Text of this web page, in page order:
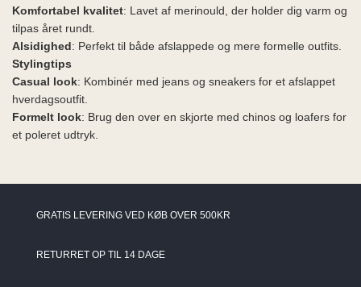
Komfortabel kvalitet: Lavet af merinould, der holder dig varm og
tilpas året rundt.
Alsidighed: Perfekt til både afslappede og mere formelle outfits.
Stylingtips
Casual look: Kombinér med jeans og sneakers for et afslappet
hverdagsoutfit.
Formelt look: Brug den over en skjorte med chinos og loafers for
et poleret udtryk.
GRATIS LEVERING VED KØB OVER 500KR
RETURRET OP TIL 14 DAGE